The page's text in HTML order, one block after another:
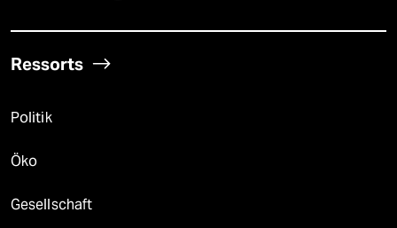
Ressorts
Politik
Öko
Gesellschaft